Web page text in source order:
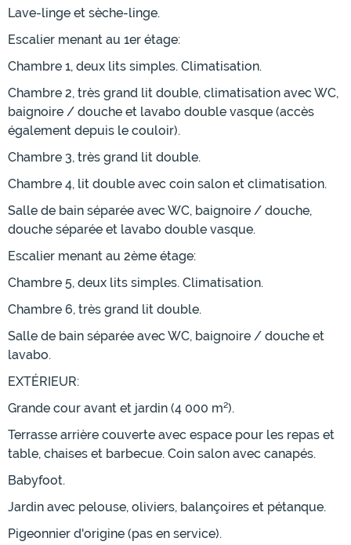
Lave-linge et sèche-linge.
Escalier menant au 1er étage:
Chambre 1, deux lits simples. Climatisation.
Chambre 2, très grand lit double, climatisation avec WC,
baignoire / douche et lavabo double vasque (accès
également depuis le couloir).
Chambre 3, très grand lit double.
Chambre 4, lit double avec coin salon et climatisation.
Salle de bain séparée avec WC, baignoire / douche,
douche séparée et lavabo double vasque.
Escalier menant au 2ème étage:
Chambre 5, deux lits simples. Climatisation.
Chambre 6, très grand lit double.
Salle de bain séparée avec WC, baignoire / douche et
lavabo.
EXTÉRIEUR:
Grande cour avant et jardin (4 000 m²).
Terrasse arrière couverte avec espace pour les repas et
table, chaises et barbecue. Coin salon avec canapés.
Babyfoot.
Jardin avec pelouse, oliviers, balançoires et pétanque.
Pigeonnier d'origine (pas en service).